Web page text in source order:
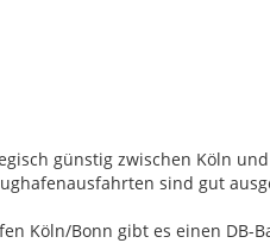
günstig zwischen Köln
sind gut
Köln/Bonn gibt es einen DB-